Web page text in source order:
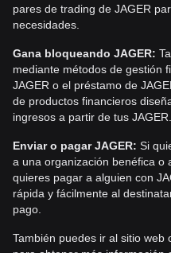
pares de trading de JAGER
necesidades.
Gana bloqueando JAGER:
mediante métodos de gestión
JAGER o el préstamo de
de productos financieros
ingresos a partir de tus JAGER.
Enviar o pagar JAGER: Si
a una organización benéfica o
quieres pagar a alguien con
rápida y fácilmente al
pago.
También puedes ir al sitio